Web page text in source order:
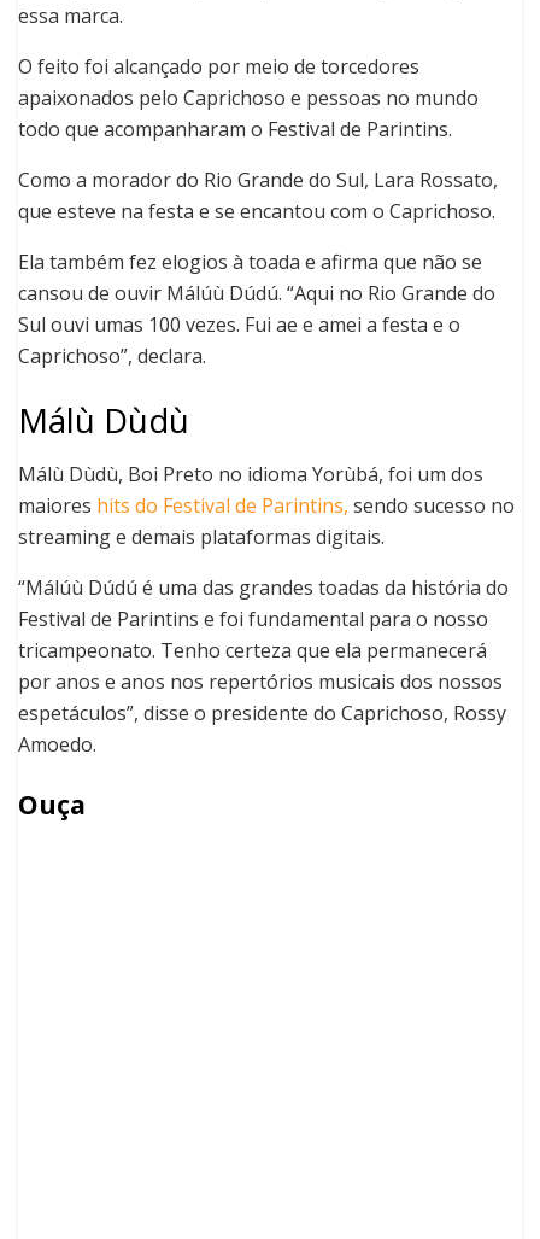
essa marca.
O feito foi alcançado por meio de torcedores
apaixonados pelo Caprichoso e pessoas no mundo
todo que acompanharam o Festival de Parintins.
Como a morador do Rio Grande do Sul, Lara Rossato,
que esteve na festa e se encantou com o Caprichoso.
Ela também fez elogios à toada e afirma que não se
cansou de ouvir Málúù Dúdú. “Aqui no Rio Grande do
Sul ouvi umas 100 vezes. Fui ae e amei a festa e o
Caprichoso”, declara.
Málù Dùdù
Málù Dùdù, Boi Preto no idioma Yorùbá, foi um dos
maiores hits do Festival de Parintins, sendo sucesso no
streaming e demais plataformas digitais.
“Málúù Dúdú é uma das grandes toadas da história do
Festival de Parintins e foi fundamental para o nosso
tricampeonato. Tenho certeza que ela permanecerá
por anos e anos nos repertórios musicais dos nossos
espetáculos”, disse o presidente do Caprichoso, Rossy
Amoedo.
Ouça